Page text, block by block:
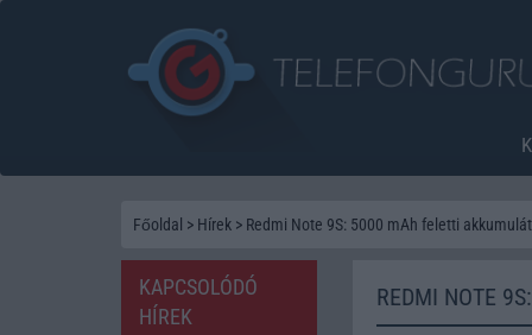
Főoldal > Hírek > Redmi Note 9S: 5000 mAh feletti
REDMI NOTE
KAPCSOLÓDÓ
HÍREK